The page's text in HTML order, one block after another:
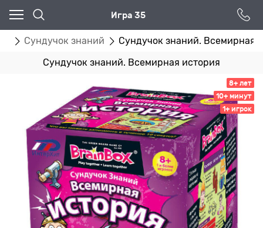
Игра 35
Сундучок знаний Сундучок знаний. Всемирная
Сундучок знаний. Всемирная история
8+ лет
10+ минут
1+ игрок